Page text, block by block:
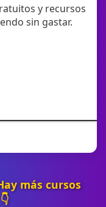
y recursos
sin gastar.
más cursos